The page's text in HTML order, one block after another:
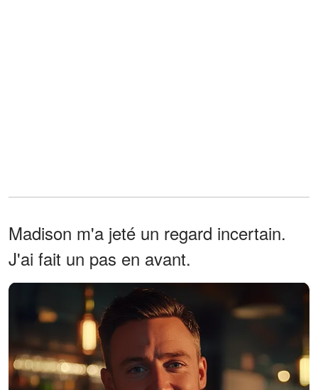
Madison m'a jeté un regard incertain.
J'ai fait un pas en avant.